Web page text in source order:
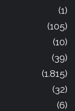
(1)
(105)
(10)
(39)
(1.815)
(32)
(6)